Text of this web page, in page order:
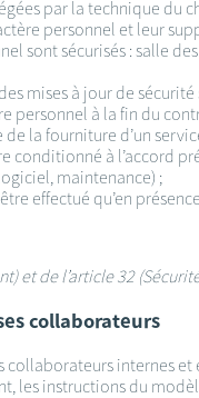
par la technique du
personnel et leur
sont sécurisés : salle
mises à jour de
personnel à la fin du
de la fourniture d’un
conditionné à
maintenance) ;
effectué qu’en
et de l’article 32
collaborateurs
internes
les instructions du